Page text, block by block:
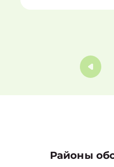
Районы